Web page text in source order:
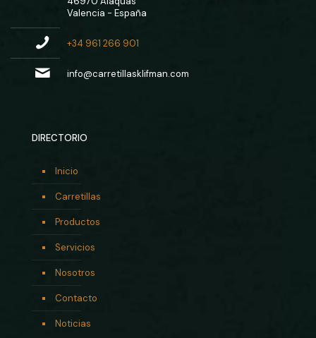
Valencia - España
+34 961 266 901
info@carretillasklifman.com
DIRECTORIO
Inicio
Carretillas
Productos
Servicios
Nosotros
Contacto
Noticias